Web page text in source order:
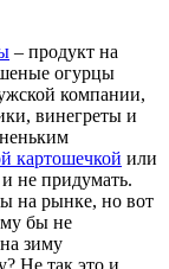
– продукт на
огурцы
компании,
винегреты и
картошечкой или
не придумать.
на рынке, но вот
бы не
зиму